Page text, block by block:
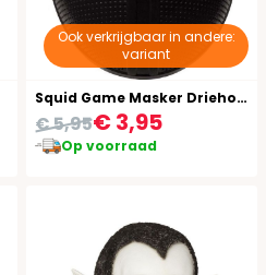
Ook verkrijgbaar in andere:
variant
Squid Game Masker Driehoek Volwassenen
€ 3,95
€ 5,95
Op voorraad